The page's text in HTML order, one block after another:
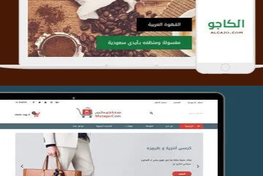
التفاصيل
تصميم متجر متاجركم